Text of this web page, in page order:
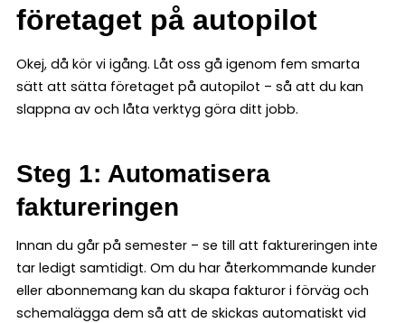
företaget på autopilot
Okej, då kör vi igång. Låt oss gå igenom fem smarta
sätt att sätta företaget på autopilot – så att du kan
slappna av och låta verktyg göra ditt jobb.
Steg 1: Automatisera
faktureringen
Innan du går på semester – se till att faktureringen inte
tar ledigt samtidigt. Om du har återkommande kunder
eller abonnemang kan du skapa fakturor i förväg och
schemalägga dem så att de skickas automatiskt vid